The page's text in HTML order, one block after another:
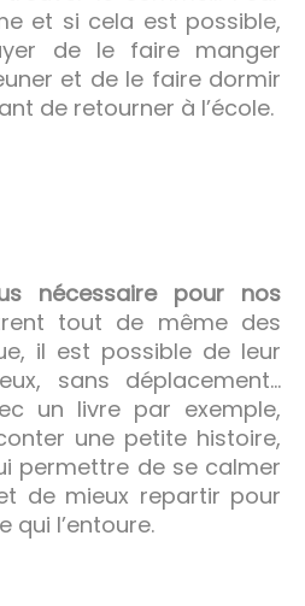
et si cela est possible,
de le faire manger
et de le faire dormir
de retourner à l’école.
nécessaire pour nos
tout de même des
il est possible de leur
sans déplacement…
un livre par exemple,
une petite histoire,
permettre de se calmer
de mieux repartir pour
qui l’entoure.